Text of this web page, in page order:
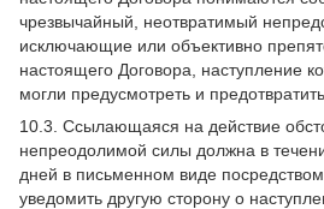
чрезвычайный, неотвратимый
исключающие или объективно
настоящего Договора, наступление
могли предусмотреть и
10.3. Ссылающаяся на действие
непреодолимой силы должна в
дней в письменном виде
уведомить другую сторону о